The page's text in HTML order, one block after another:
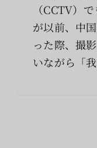
（CCTV）
が以前、中
った際、撮
いながら「